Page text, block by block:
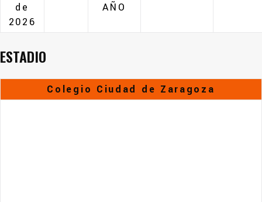
de
2026
AÑO
ESTADIO
Colegio Ciudad de Zaragoza